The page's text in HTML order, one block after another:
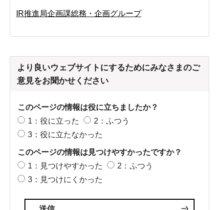
IR推進局企画課総務・企画グループ
より良いウェブサイトにするためにみなさまのご
意見をお聞かせください
このページの情報は役に立ちましたか？
1：役に立った
2：ふつう
3：役に立たなかった
このページの情報は見つけやすかったですか？
1：見つけやすかった
2：ふつう
3：見つけにくかった